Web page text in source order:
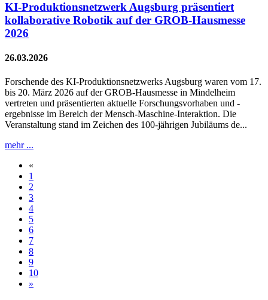
KI-Produktionsnetzwerk Augsburg präsentiert
kollaborative Robotik auf der GROB‑Hausmesse
2026
26.03.2026
Forschende des KI-Produktionsnetzwerks Augsburg waren vom 17.
bis 20. März 2026 auf der GROB‑Hausmesse in Mindelheim
vertreten und präsentierten aktuelle Forschungsvorhaben und -
ergebnisse im Bereich der Mensch‑Maschine‑Interaktion. Die
Veranstaltung stand im Zeichen des 100‑jährigen Jubiläums de...
mehr ...
«
1
2
3
4
5
6
7
8
9
10
»